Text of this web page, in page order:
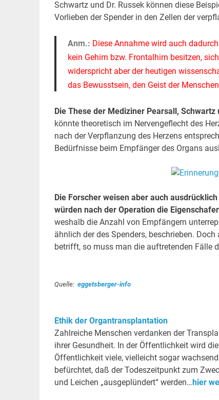
Schwartz und Dr. Russek können diese
Vorlieben der Spender in den Zellen der
Anm.: Diese Annahme wird auch
kein Gehirn bzw. Frontalhirn besitzen,
widerspricht aber der heutigen
das Bewusstsein, den Geist der
Die These der Mediziner Pearsall,
könnte theoretisch im Nervengeflecht des
nach der Verpflanzung des Herzens
Bedürfnisse beim Empfänger des Organs
Die Forscher weisen aber auch
würden nach der Operation die
weshalb die Anzahl von Empfängern
ähnlich der des Spenders, beschrieben.
betrifft, so muss man die auftretenden Fälle
Quelle: eggetsberger-info
Ethik der Organtransplantation
Zahlreiche Menschen verdanken der
ihrer Gesundheit. In der Öffentlichkeit wird
Öffentlichkeit viele, vielleicht sogar
befürchtet, daß der Todeszeitpunkt zum
und Leichen „ausgeplündert“ werden… hier